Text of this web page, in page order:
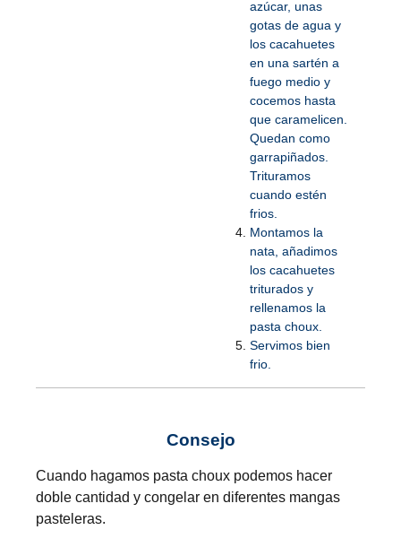
azúcar, unas
gotas de agua y
los cacahuetes
en una sartén a
fuego medio y
cocemos hasta
que caramelicen.
Quedan como
garrapiñados.
Trituramos
cuando estén
frios.
Montamos la
nata, añadimos
los cacahuetes
triturados y
rellenamos la
pasta choux.
Servimos bien
frio.
Consejo
Cuando hagamos pasta choux podemos hacer
doble cantidad y congelar en diferentes mangas
pasteleras.